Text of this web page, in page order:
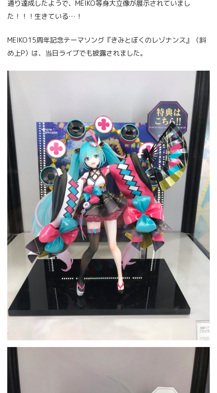
通り達成したようで、MEIKO等身大立像が展示されていまし
た！！！生きている…！
MEIKO15周年記念テーマソング『きみとぼくのレゾナンス』（斜
め上P）は、当日ライブでも披露されました。